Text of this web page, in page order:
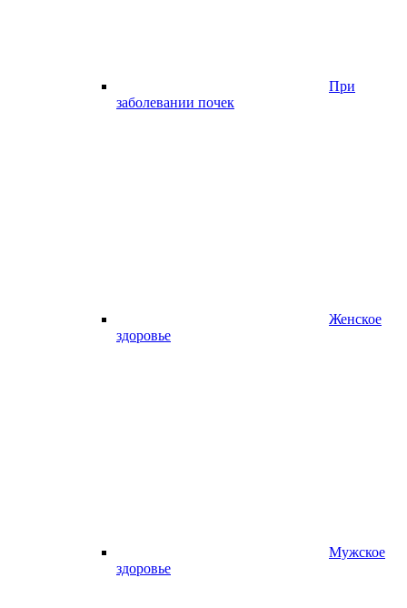
При
заболевании почек
Женское
здоровье
Мужское
здоровье